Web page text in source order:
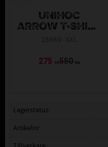
UNIHOC
ARROW T-SHIRT
275 KR550 KR
Lagerstatus
Artikelnr